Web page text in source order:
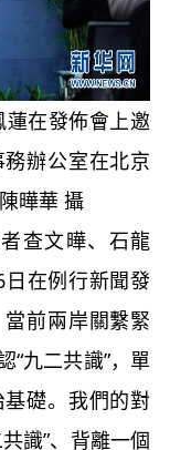
在發佈會上邀
辦公室在北京
曄華 攝
查文曄、石龍
在例行新聞發
前兩岸關繫緊
“九二共識”，單
礎。我們的對
識”、背離一個